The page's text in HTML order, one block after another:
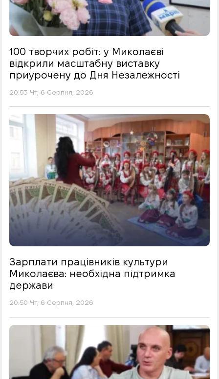
100 творчих робіт: у Миколаєві
відкрили масштабну виставку
приурочену до Дня Незалежності
20:53 Чт, 6 Серпня, 2026
Зарплати працівників культури
Миколаєва: необхідна підтримка
держави
20:50 Чт, 6 Серпня, 2026